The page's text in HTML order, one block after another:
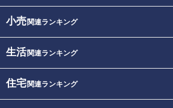
小売関連ランキング
生活関連ランキング
住宅関連ランキング